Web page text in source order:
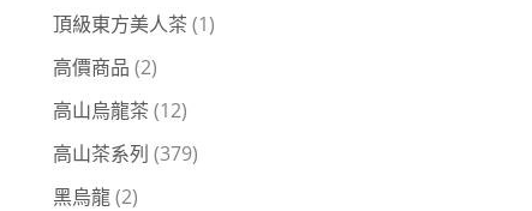
頂級東方美人茶 (1)
高價商品 (2)
高山烏龍茶 (12)
高山茶系列 (379)
黑烏龍(2)